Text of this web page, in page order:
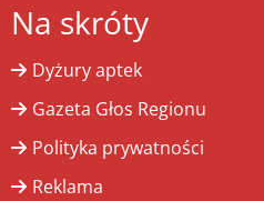
Na skróty
Dyżury aptek
Gazeta Głos Regionu
Polityka prywatności
Reklama